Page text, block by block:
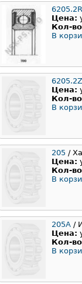
Цена:
Кол-
В
Цена:
Кол-
В
205 /
Цена:
Кол-
В
205А /
Цена:
Кол-
В